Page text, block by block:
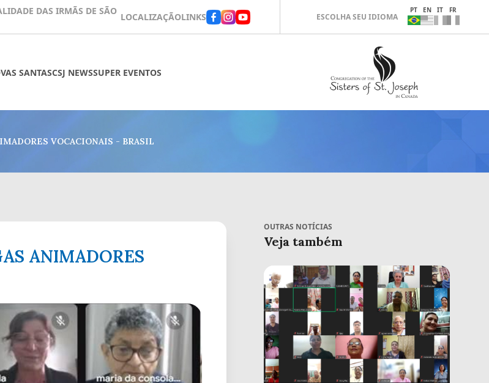
DAS IRMÃS DE SÃO
LOCALIZAÇÃOLINKS ESCOLHA SEU IDIOMA
PT EN IT FR
SANTASCSJ NEWSSUPER EVENTOS
VOCACIONAIS - BRASIL
ANIMADORES
OUTRAS NOTÍCIAS
Veja também